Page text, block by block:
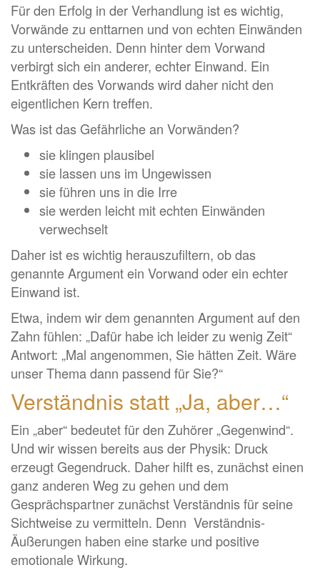
Für den Erfolg in der Verhandlung ist es wichtig,
Vorwände zu enttarnen und von echten Einwänden
zu unterscheiden. Denn hinter dem Vorwand
verbirgt sich ein anderer, echter Einwand. Ein
Entkräften des Vorwands wird daher nicht den
eigentlichen Kern treffen.
Was ist das Gefährliche an Vorwänden?
sie klingen plausibel
sie lassen uns im Ungewissen
sie führen uns in die Irre
sie werden leicht mit echten Einwänden
verwechselt
Daher ist es wichtig herauszufiltern, ob das
genannte Argument ein Vorwand oder ein echter
Einwand ist.
Etwa, indem wir dem genannten Argument auf den
Zahn fühlen: „Dafür habe ich leider zu wenig Zeit“
Antwort: „Mal angenommen, Sie hätten Zeit. Wäre
unser Thema dann passend für Sie?“
Verständnis statt „Ja, aber…“
Ein „aber“ bedeutet für den Zuhörer „Gegenwind“.
Und wir wissen bereits aus der Physik: Druck
erzeugt Gegendruck. Daher hilft es, zunächst einen
ganz anderen Weg zu gehen und dem
Gesprächspartner zunächst Verständnis für seine
Sichtweise zu vermitteln. Denn Verständnis-
Äußerungen haben eine starke und positive
emotionale Wirkung.